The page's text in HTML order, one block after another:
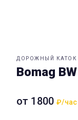
ДОРОЖНЫЙ КАТОК
Bomag
от 1800₽/час